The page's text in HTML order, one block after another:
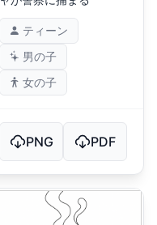
ティーン
男の子
女の子
PNG PDF